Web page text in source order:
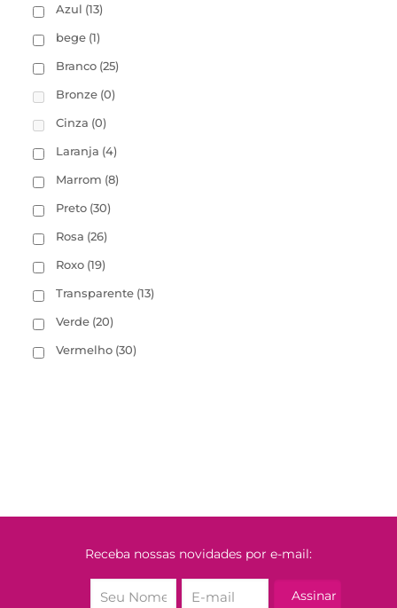
Azul (13)
bege (1)
Branco (25)
Bronze (0)
Cinza (0)
Laranja (4)
Marrom (8)
Preto (30)
Rosa (26)
Roxo (19)
Transparente (13)
Verde (20)
Vermelho (30)
Receba nossas novidades por e-mail: